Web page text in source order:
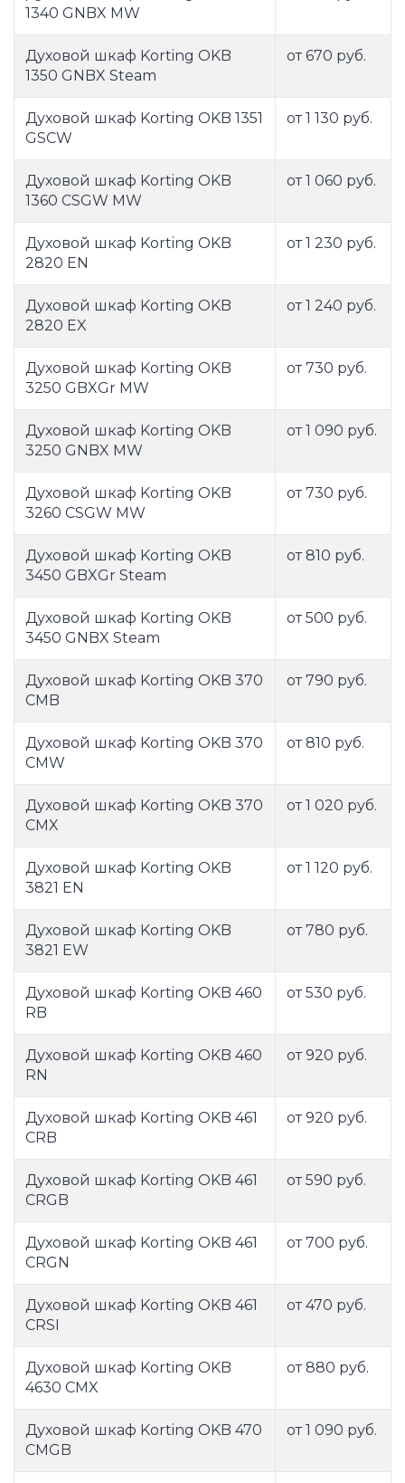
1340 GNBX MW
Духовой шкаф Korting OKB
1350 GNBX Steam
от 670 руб.
Духовой шкаф Korting OKB 1351
GSCW
от 1 130 руб.
Духовой шкаф Korting OKB
1360 CSGW MW
от 1 060 руб.
Духовой шкаф Korting OKB
2820 EN
от 1 230 руб.
Духовой шкаф Korting OKB
2820 EX
от 1 240 руб.
Духовой шкаф Korting OKB
3250 GBXGr MW
от 730 руб.
Духовой шкаф Korting OKB
3250 GNBX MW
от 1 090 руб.
Духовой шкаф Korting OKB
3260 CSGW MW
от 730 руб.
Духовой шкаф Korting OKB
3450 GBXGr Steam
от 810 руб.
Духовой шкаф Korting OKB
3450 GNBX Steam
от 500 руб.
Духовой шкаф Korting OKB 370
CMB
от 790 руб.
Духовой шкаф Korting OKB 370
CMW
от 810 руб.
Духовой шкаф Korting OKB 370
CMX
от 1 020 руб.
Духовой шкаф Korting OKB
3821 EN
от 1 120 руб.
Духовой шкаф Korting OKB
3821 EW
от 780 руб.
Духовой шкаф Korting OKB 460
RB
от 530 руб.
Духовой шкаф Korting OKB 460
RN
от 920 руб.
Духовой шкаф Korting OKB 461
CRB
от 920 руб.
Духовой шкаф Korting OKB 461
CRGB
от 590 руб.
Духовой шкаф Korting OKB 461
CRGN
от 700 руб.
Духовой шкаф Korting OKB 461
CRSI
от 470 руб.
Духовой шкаф Korting OKB
4630 CMX
от 880 руб.
Духовой шкаф Korting OKB 470
CMGB
от 1 090 руб.